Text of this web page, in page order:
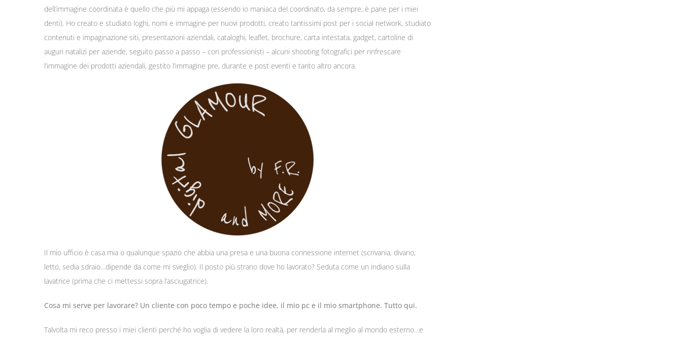
dell’immagine coordinata è quello che più mi appaga (essendo io maniaca del coordinato, da sempre, è pane per i miei
denti). Ho creato e studiato loghi, nomi e immagine per nuovi prodotti, creato tantissimi post per i social network, studiato
contenuti e impaginazione siti, presentazioni aziendali, cataloghi, leaflet, brochure, carta intestata, gadget, cartoline di
auguri natalizi per aziende, seguito passo a passo – con professionisti – alcuni shooting fotografici per rinfrescare
l’immagine dei prodotti aziendali, gestito l’immagine pre, durante e post eventi e tanto altro ancora.
Il mio ufficio è casa mia o qualunque spazio che abbia una presa e una buona connessione internet (scrivania, divano,
letto, sedia sdraio…dipende da come mi sveglio). Il posto più strano dove ho lavorato? Seduta come un indiano sulla
lavatrice (prima che ci mettessi sopra l’asciugatrice).
Cosa mi serve per lavorare? Un cliente con poco tempo e poche idee, il mio pc e il mio smartphone. Tutto qui.
Talvolta mi reco presso i miei clienti perché ho voglia di vedere la loro realtà, per renderla al meglio al mondo esterno…e